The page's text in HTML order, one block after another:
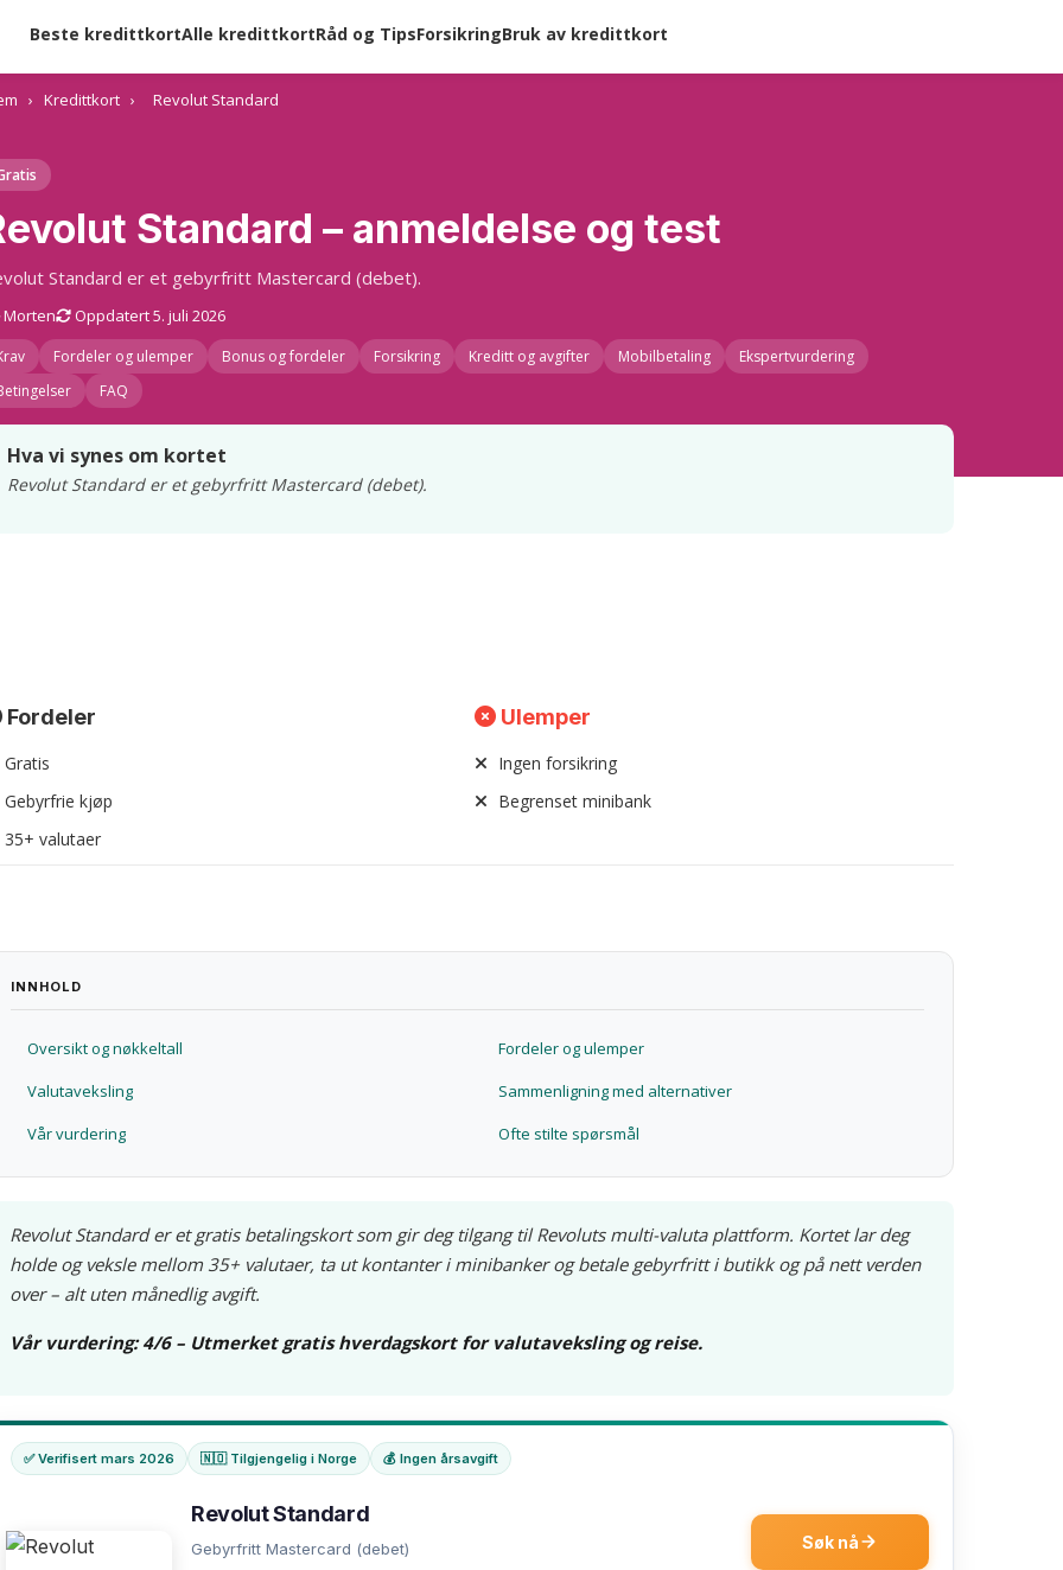
Beste kredittkortAlle kredittkortRåd og TipsForsikringBruk av kredittkort
› Kredittkort › Revolut Standard
Standard – anmeldelse og test
Standard er et gebyrfritt Mastercard (debet).
Morten Oppdatert 5. juli 2026
Fordeler og ulemper Bonus og fordeler Forsikring Kreditt og avgifter Mobilbetaling
Ekspertvurdering
FAQ
Hva vi synes
Hva vi synes om kortet
Revolut Standard er et gebyrfritt Mastercard (debet).
Fordeler
Gratis
Gebyrfrie kjøp
35+ valutaer
Ulemper
Ingen forsikring
Begrenset minibank
INNHOLD
Oversikt og nøkkeltall
Fordeler og ulemper
Valutaveksling
Sammenligning med alternativer
Vår vurdering
Ofte stilte spørsmål
Revolut Standard er et gratis betalingskort som gir deg tilgang til Revoluts multi-valuta plattform. Kortet lar deg
holde og veksle mellom 35+ valutaer, ta ut kontanter i minibanker og betale gebyrfritt i butikk og på nett verden
over – alt uten månedlig avgift.
Vår vurdering: 4/6 – Utmerket gratis hverdagskort for valutaveksling og reise.
✅ Verifisert mars 2026 🇳🇴 Tilgjengelig i Norge 💰 Ingen årsavgift
Revolut Standard
Gebyrfritt Mastercard (debet) Søk nå